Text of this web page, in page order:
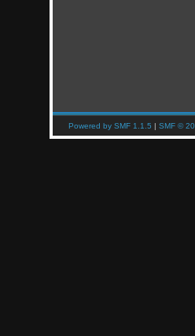
Powered by SMF 1.1.5 |SMF ©